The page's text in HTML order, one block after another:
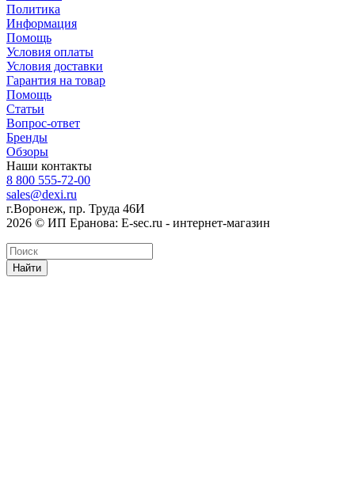
Политика
Информация
Помощь
Условия оплаты
Условия доставки
Гарантия на товар
Помощь
Статьи
Вопрос-ответ
Бренды
Обзоры
Наши контакты
8 800 555-72-00
sales@dexi.ru
г.Воронеж, пр. Труда 46И
2026 © ИП Еранова: E-sec.ru - интернет-магазин
Найти